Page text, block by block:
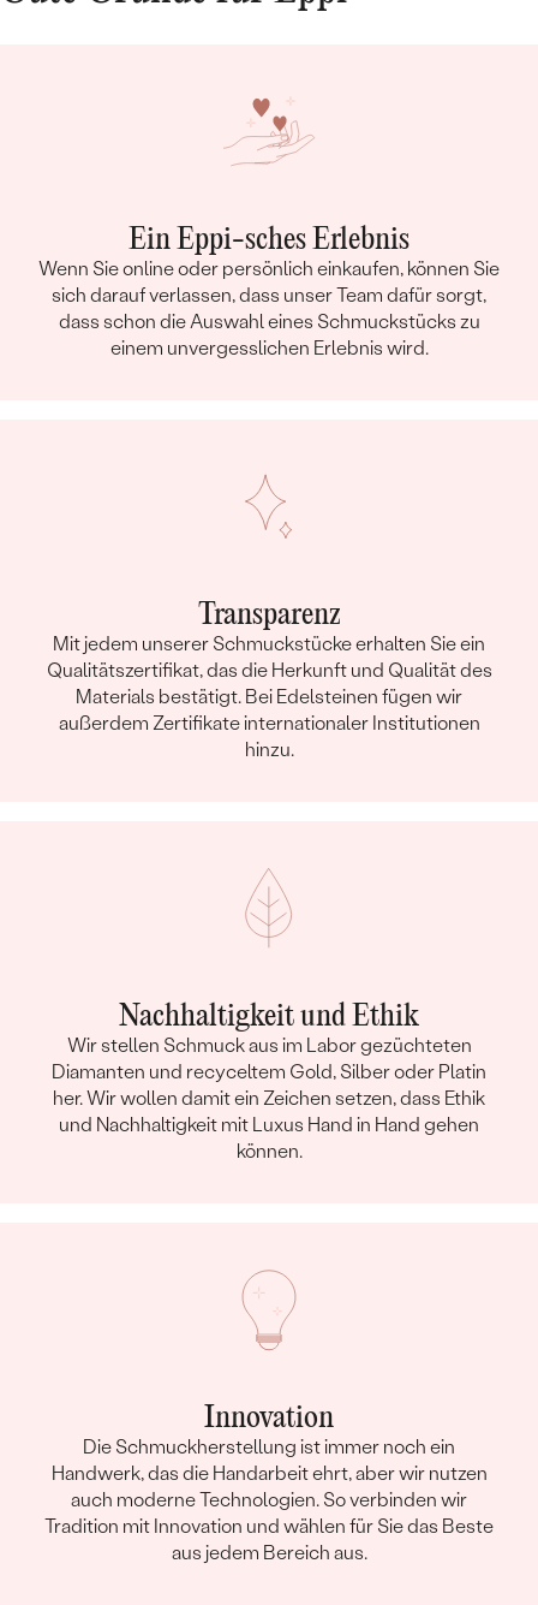
Ein Eppi-sches Erlebnis
Wenn Sie online oder persönlich einkaufen, können Sie
sich darauf verlassen, dass unser Team dafür sorgt,
dass schon die Auswahl eines Schmuckstücks zu
einem unvergesslichen Erlebnis wird.
Transparenz
Mit jedem unserer Schmuckstücke erhalten Sie ein
Qualitätszertifikat, das die Herkunft und Qualität des
Materials bestätigt. Bei Edelsteinen fügen wir
außerdem Zertifikate internationaler Institutionen
hinzu.
Nachhaltigkeit und Ethik
Wir stellen Schmuck aus im Labor gezüchteten
Diamanten und recyceltem Gold, Silber oder Platin
her. Wir wollen damit ein Zeichen setzen, dass Ethik
und Nachhaltigkeit mit Luxus Hand in Hand gehen
können.
Innovation
Die Schmuckherstellung ist immer noch ein
Handwerk, das die Handarbeit ehrt, aber wir nutzen
auch moderne Technologien. So verbinden wir
Tradition mit Innovation und wählen für Sie das Beste
aus jedem Bereich aus.